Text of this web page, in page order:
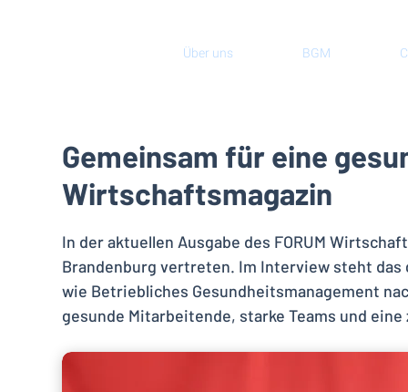
Über uns BGM
Gemeinsam für eine
Wirtschaftsmagazin
In der aktuellen Ausgabe des FORUM
Brandenburg vertreten. Im Interview steht das
wie Betriebliches Gesundheitsmanagement
gesunde Mitarbeitende, starke Teams und